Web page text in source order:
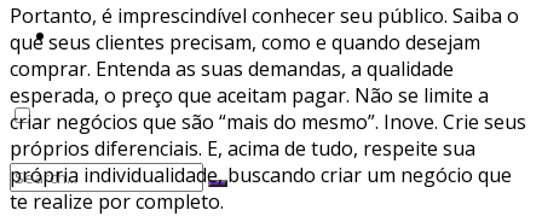
Ofertas
Portanto, é imprescindível conhecer seu público. Saiba o
que seus clientes precisam, como e quando desejam
comprar. Entenda as suas demandas, a qualidade
esperada, o preço que aceitam pagar. Não se limite a
criar negócios que são “mais do mesmo”. Inove. Crie seus
próprios diferenciais. E, acima de tudo, respeite sua
própria individualidade, buscando criar um negócio que
te realize por completo.